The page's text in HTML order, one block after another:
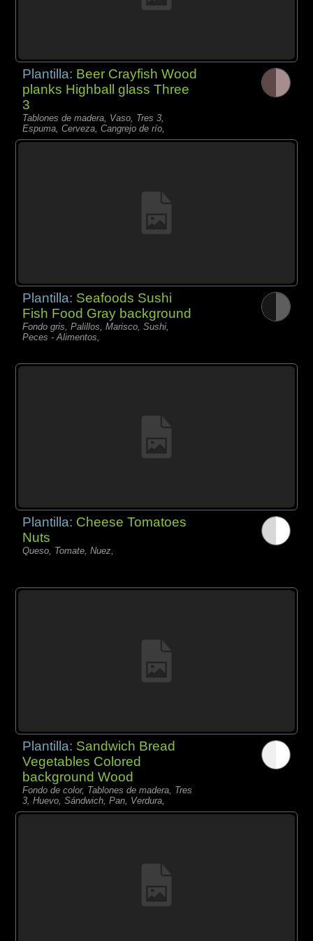
Plantilla: Beer Crayfish Wood
planks Highball glass Three
3
Tablones de madera, Vaso, Tres 3,
Espuma, Cerveza, Cangrejo de río,
Plantilla: Seafoods Sushi
Fish Food Gray background
Fondo gris, Palillos, Marisco, Sushi,
Peces - Alimentos,
Plantilla: Cheese Tomatoes
Nuts
Queso, Tomate, Nuez,
Plantilla: Sandwich Bread
Vegetables Colored
background Wood
Fondo de color, Tablones de madera, Tres
3, Huevo, Sándwich, Pan, Verdura,